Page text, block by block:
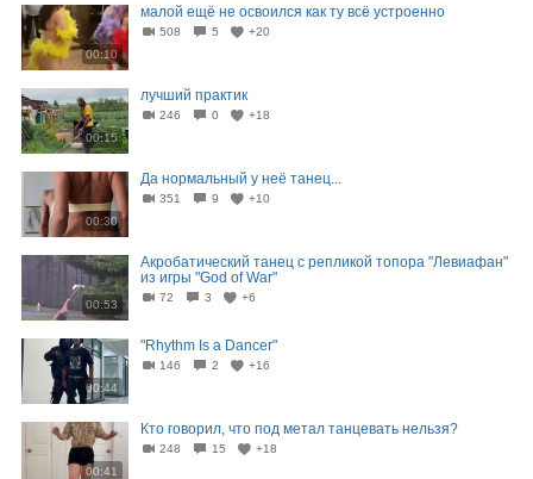
00:10
малой ещё не освоился как ту всё устроенно
508 5 +20
00:15
лучший практик
246 0 +18
00:30
Да нормальный у неё танец...
351 9 +10
00:53
Акробатический танец с репликой топора "Левиафан"
из игры "God of War"
72 3 +6
00:44
"Rhythm Is a Dancer"
146 2 +16
00:41
Кто говорил, что под метал танцевать нельзя?
248 15 +18